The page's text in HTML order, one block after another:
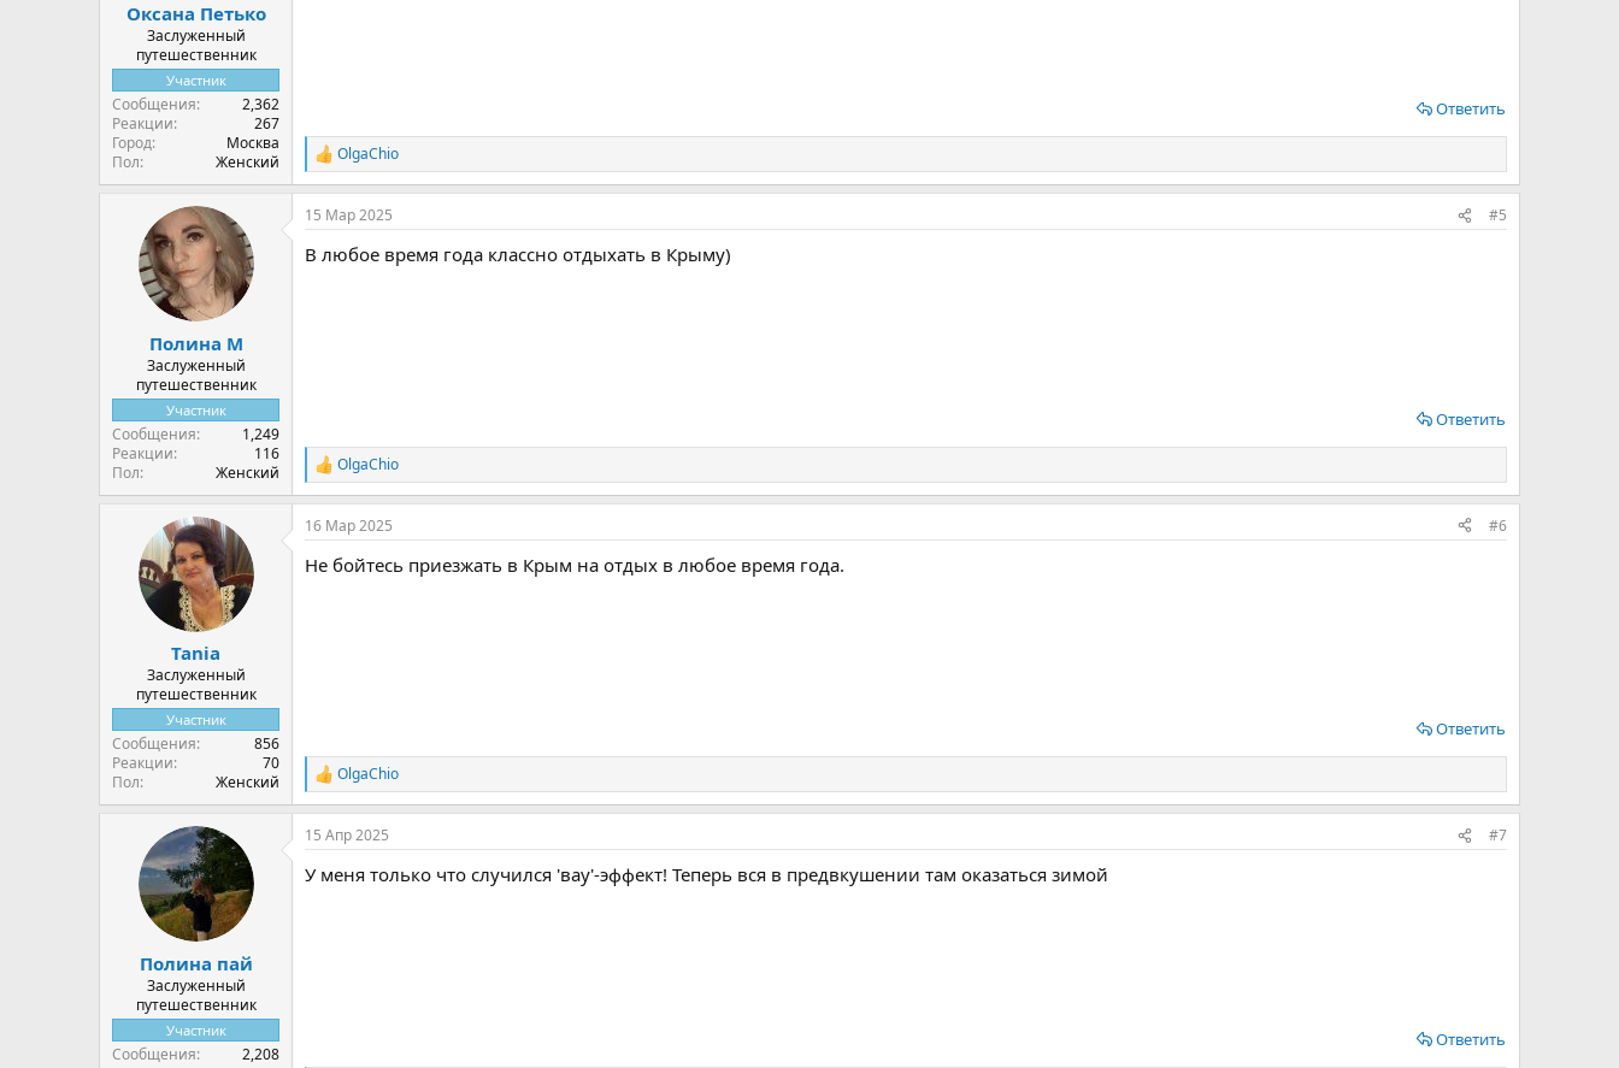
Оксана Петько
Заслуженный
путешественник
Участник
Сообщения
2,362
Реакции
267
Город
Москва
Пол
Женский
Ответить
Р
е
а
к
и
OlgaChio
Полина М
Заслуженный
путешественник
Участник
Сообщения
1,249
Реакции
116
Пол
Женский
15 Мар 2025 #5
В любое время года классно отдыхать в Крыму)
Ответить
Р
е
а
к
и
OlgaChio
Tania
Заслуженный
путешественник
Участник
Сообщения
856
Реакции
70
Пол
Женский
16 Мар 2025 #6
Не бойтесь приезжать в Крым на отдых в любое время года.
Ответить
Р
е
а
к
и
OlgaChio
Полина пай
Заслуженный
путешественник
Участник
Сообщения
2,208
15 Апр 2025 #7
У меня только что случился 'вау'-эффект! Теперь вся в предвкушении там оказаться зимой
Ответить